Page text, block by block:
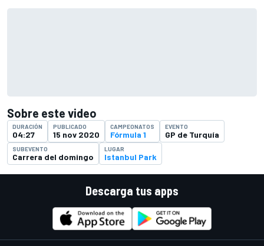
Sobre este video
DURACIÓN
04:27
PUBLICADO
15 nov 2020
CAMPEONATOS
Fórmula 1
EVENTO
GP de Turquía
SUBEVENTO
Carrera del domingo
LUGAR
Istanbul Park
Descarga tus apps